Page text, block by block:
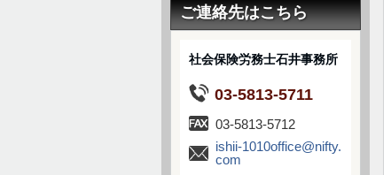
ご連絡先はこちら
社会保険労務士石井事務所
03-5813-5711
03-5813-5712
ishii-1010office@nifty.
com